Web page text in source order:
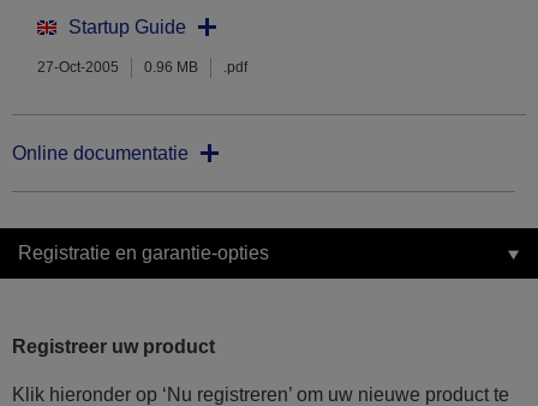
Startup Guide
27-Oct-2005 0.96 MB .pdf
Online documentatie
Registratie en garantie-opties
Registreer uw product
Klik hieronder op ‘Nu registreren’ om uw nieuwe product te